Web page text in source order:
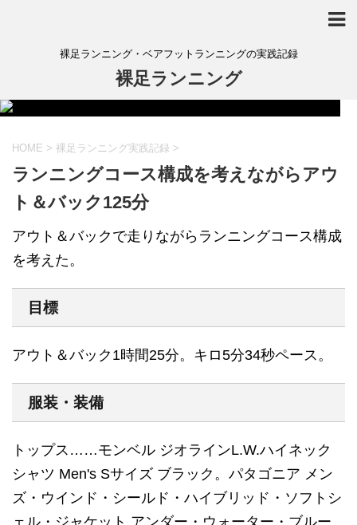
裸足ランニング・ベアフットランニングの実践記録
裸足ランニング
HOME > 裸足ランニング実践記録 >
ランニングコース構成を考えながらアウ
ト＆バック125分
アウト＆バックで走りながらランニングコース構成
を考えた。
目標
アウト＆バック1時間25分。キロ5分34秒ペース。
服装・装備
トップス……モンベル ジオラインL.W.ハイネック
シャツ Men's Sサイズ ブラック。パタゴニア メン
ズ・ウインド・シールド・ハイブリッド・ソフトシ
ェル・ジャケット アンダー・ウォーター・ブルー